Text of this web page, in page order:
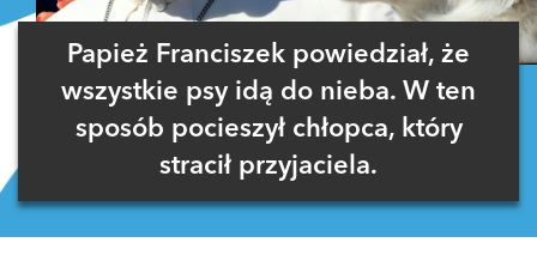
Papież Franciszek powiedział, że
wszystkie psy idą do nieba. W ten
sposób pocieszył chłopca, który
stracił przyjaciela.